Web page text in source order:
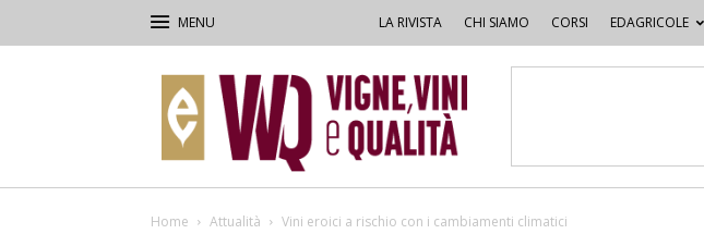
LA RIVISTA CHI SIAMO CORSI EDAGRICOLE
–
Vigne,
Vini
&
Home Attualità Vini eroici a rischio con i cambiamenti climatici